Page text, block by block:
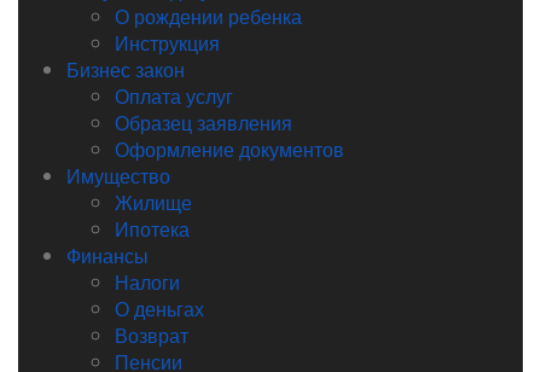
О рождении ребенка
Инструкция
Бизнес закон
Оплата услуг
Образец заявления
Оформление документов
Имущество
Жилище
Ипотека
Финансы
Налоги
О деньгах
Возврат
Пенсии